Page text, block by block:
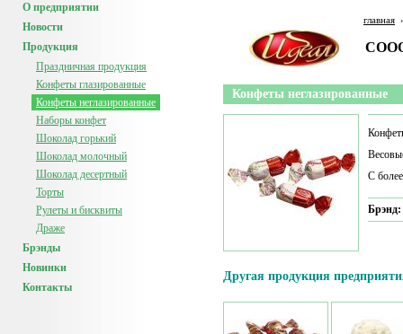
О предприятии
Новости
Продукция
Праздничная продукция
Конфеты глазированные
Конфеты неглазированные
Наборы конфет
Шоколад горький
Шоколад молочный
Шоколад десертный
Торты
Рулеты и бисквиты
Драже
Брэнды
Новинки
Контакты
главная
Конфеты неглазированные
С
Брэнд:
Другая продукция